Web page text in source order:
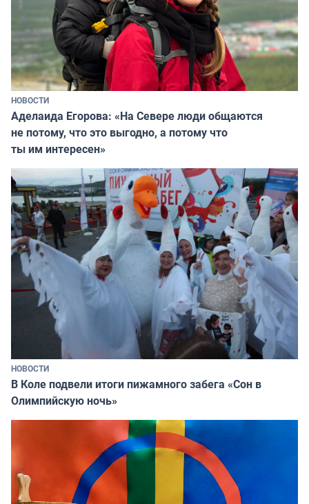
НОВОСТИ
Аделаида Егорова: «На Севере люди общаются
не потому, что это выгодно, а потому что
ты им интересен»
НОВОСТИ
В Коле подвели итоги пижамного забега «Сон в
Олимпийскую ночь»